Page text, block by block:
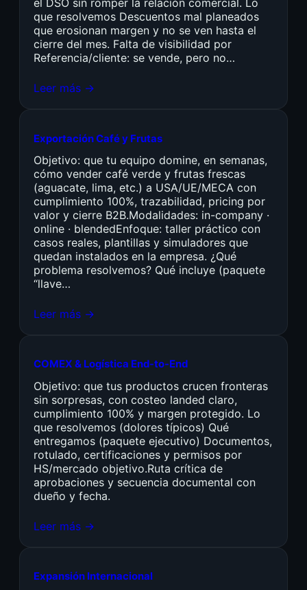
el DSO sin romper la relación comercial. Lo
que resolvemos Descuentos mal planeados
que erosionan margen y no se ven hasta el
cierre del mes. Falta de visibilidad por
Referencia/cliente: se vende, pero no…
Leer más →
Exportación Café y Frutas
Objetivo: que tu equipo domine, en semanas,
cómo vender café verde y frutas frescas
(aguacate, lima, etc.) a USA/UE/MECA con
cumplimiento 100%, trazabilidad, pricing por
valor y cierre B2B.Modalidades: in-company ·
online · blendedEnfoque: taller práctico con
casos reales, plantillas y simuladores que
quedan instalados en la empresa. ¿Qué
problema resolvemos? Qué incluye (paquete
“llave…
Leer más →
COMEX & Logística End-to-End
Objetivo: que tus productos crucen fronteras
sin sorpresas, con costeo landed claro,
cumplimiento 100% y margen protegido. Lo
que resolvemos (dolores típicos) Qué
entregamos (paquete ejecutivo) Documentos,
rotulado, certificaciones y permisos por
HS/mercado objetivo.Ruta crítica de
aprobaciones y secuencia documental con
dueño y fecha.
Leer más →
Expansión Internacional